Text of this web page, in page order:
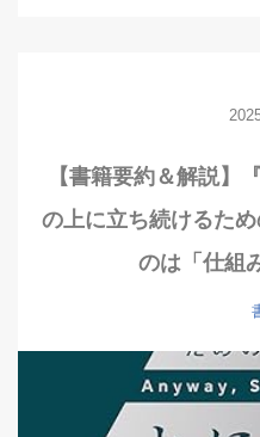
【書籍要約＆解説】
の上に立ち続けるた
のは「仕組